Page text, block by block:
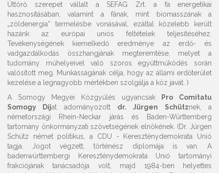
Úttörő szerepet vállalt a SEFAG Zrt. a fa energetikai
hasznosításában, valamint a fának, mint biomasszának a
„zöldenergia” termelésbe vonásával, ezáltal közelebb került
hazánk az európai uniós feltételek teljesítéséhez.
Tevékenységének kiemelkedő eredménye az erdő- és
vadgazdálkodás összhangjának megteremtése, melyet a
tudomány műhelyeivel való szoros együttműködés során
valósított meg. Munkásságának célja, hogy az állami erdőterület
kezelése a legnagyobb mértékben szolgálja a köz javát. )
A Somogy Megyei Közgyűlés ugyancsak
Pro Comitatu
Somogy Díjat adományozott dr. Jürgen Schütznek, a
németországi Rhein-Neckar járás és Baden-Württemberg
tartomány önkormányzati szövetségének elnökének. (Dr. Jürgen
Schütz német politikus, a CDU - Kereszténydemokrata Unió
tagja. Jogot végzett, történész diplomája is van. A
badenwürttembergi Kereszténydemokrata Unió tartományi
frakciójának tanácsadója volt, majd 1984-ben helyettes